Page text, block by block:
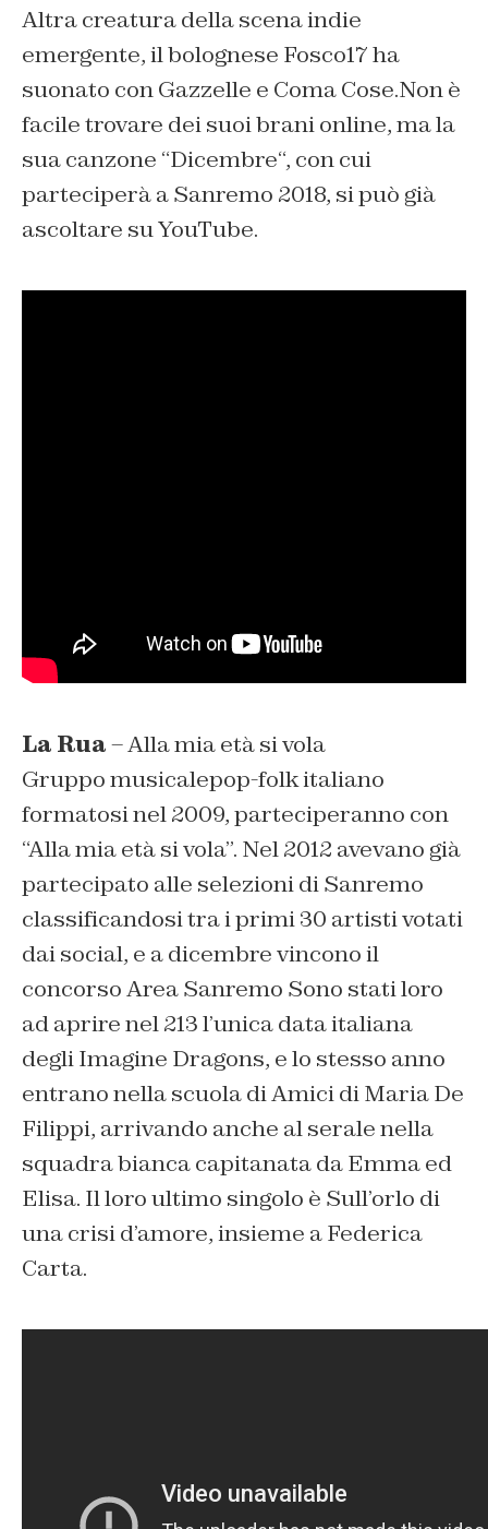
Altra creatura della scena indie
emergente, il bolognese Fosco17 ha
suonato con Gazzelle e Coma Cose.Non è
facile trovare dei suoi brani online, ma la
sua canzone “Dicembre“, con cui
parteciperà a Sanremo 2018, si può già
ascoltare su YouTube.
La Rua– Alla mia età si vola
Gruppo musicalepop-folk italiano
formatosi nel 2009, parteciperanno con
“Alla mia età si vola”. Nel 2012 avevano già
partecipato alle selezioni di Sanremo
classificandosi tra i primi 30 artisti votati
dai social, e a dicembre vincono il
concorsoArea Sanremo Sono stati loro
ad aprire nel 213 l’unica data italiana
degli Imagine Dragons, e lo stesso anno
entrano nella scuola di Amici di Maria De
Filippi, arrivando anche al serale nella
squadra bianca capitanata da Emma ed
Elisa. Il loro ultimo singolo è Sull’orlo di
una crisi d’amore, insieme a Federica
Carta.